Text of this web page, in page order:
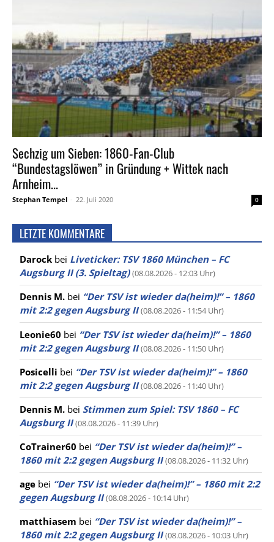
Sechzig um Sieben: 1860-Fan-Club
“Bundestagslöwen” in Gründung + Wittek nach
Arnheim...
Stephan Tempel - 22. Juli 2020 0
LETZTE KOMMENTARE
Darock bei Liveticker: TSV 1860 München – FC
Augsburg II (3. Spieltag) (08.08.2026 - 12:03 Uhr)
Dennis M. bei “Der TSV ist wieder da(heim)!” – 1860
mit 2:2 gegen Augsburg II (08.08.2026 - 11:54 Uhr)
Leonie60 bei “Der TSV ist wieder da(heim)!” – 1860
mit 2:2 gegen Augsburg II (08.08.2026 - 11:50 Uhr)
Posicelli bei “Der TSV ist wieder da(heim)!” – 1860
mit 2:2 gegen Augsburg II (08.08.2026 - 11:40 Uhr)
Dennis M. bei Stimmen zum Spiel: TSV 1860 – FC
Augsburg II (08.08.2026 - 11:39 Uhr)
CoTrainer60 bei “Der TSV ist wieder da(heim)!” –
1860 mit 2:2 gegen Augsburg II (08.08.2026 - 11:32 Uhr)
age bei “Der TSV ist wieder da(heim)!” – 1860 mit 2:2
gegen Augsburg II (08.08.2026 - 10:14 Uhr)
matthiasem bei “Der TSV ist wieder da(heim)!” –
1860 mit 2:2 gegen Augsburg II (08.08.2026 - 10:03 Uhr)